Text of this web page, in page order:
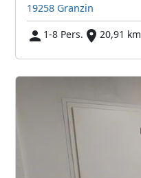
19258 Granzin
1-8 Pers.
20,91 km